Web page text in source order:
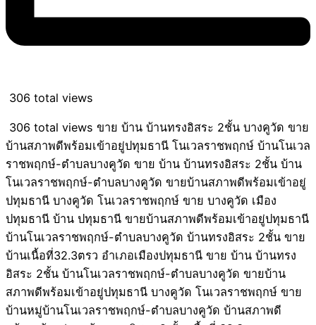
306 total views
306 total views ขาย บ้าน บ้านทรงอิสระ 2ชั้น บางคูวัด ขาย
บ้านสภาพดีพร้อมเข้าอยู่ปทุมธานี โนเวลราชพฤกษ์ บ้านโนเวล
ราชพฤกษ์-ตำบลบางคูวัด ขาย บ้าน บ้านทรงอิสระ 2ชั้น บ้าน
โนเวลราชพฤกษ์-ตำบลบางคูวัด ขายบ้านสภาพดีพร้อมเข้าอยู่
ปทุมธานี บางคูวัด โนเวลราชพฤกษ์ ขาย บางคูวัด เมือง
ปทุมธานี บ้าน ปทุมธานี ขายบ้านสภาพดีพร้อมเข้าอยู่ปทุมธานี
บ้านโนเวลราชพฤกษ์-ตำบลบางคูวัด บ้านทรงอิสระ 2ชั้น ขาย
บ้านเนื้อที่32.3ตรว อำเภอเมืองปทุมธานี ขาย บ้าน บ้านทรง
อิสระ 2ชั้น บ้านโนเวลราชพฤกษ์-ตำบลบางคูวัด ขายบ้าน
สภาพดีพร้อมเข้าอยู่ปทุมธานี บางคูวัด โนเวลราชพฤกษ์ ขาย
บ้านหมู่บ้านโนเวลราชพฤกษ์-ตำบลบางคูวัด บ้านสภาพดี